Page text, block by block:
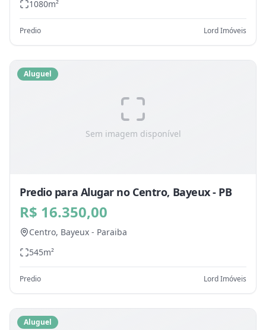
1080m²
Predio Lord Imóveis
Sem imagem disponível
Aluguel
Predio para Alugar no Centro, Bayeux - PB
R$ 16.350,00
Centro, Bayeux - Paraiba
545m²
Predio Lord Imóveis
Aluguel